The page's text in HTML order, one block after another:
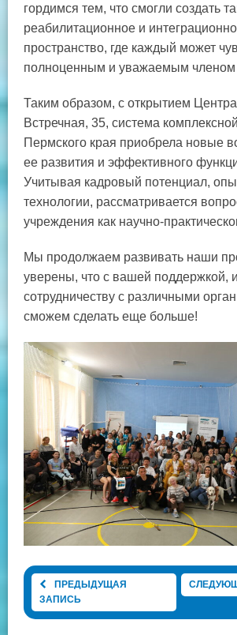
гордимся тем, что смогли создать
реабилитационное и
пространство, где каждый может
полноценным и уважаемым членом
Таким образом, с открытием
Встречная, 35, система
Пермского края приобрела новые
ее развития и эффективного
Учитывая кадровый потенциал,
технологии, рассматривается
учреждения как научно-
Мы продолжаем развивать наши
уверены, что с вашей поддержкой,
сотрудничеству с различными
сможем сделать еще больше!
ПРЕДЫДУЩАЯ
ЗАПИСЬ